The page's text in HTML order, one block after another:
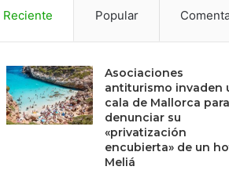
Reciente Popular
Asociaciones
antiturismo invaden
cala de Mallorca para
denunciar su
«privatización
encubierta» de un
Meliá